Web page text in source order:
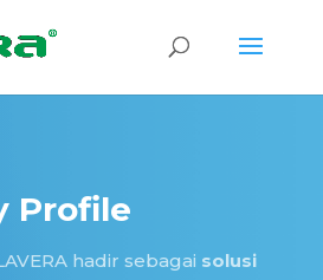
Profile
hadir sebagai solusi